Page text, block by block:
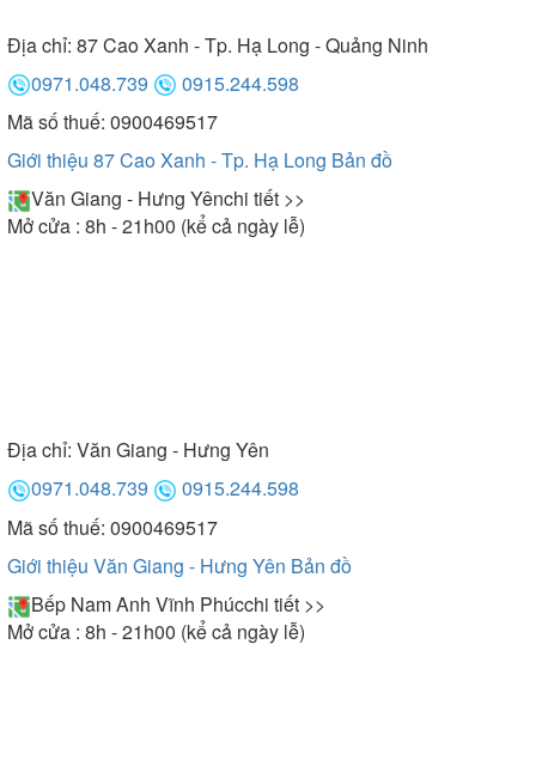
Địa chỉ: 87 Cao Xanh - Tp. Hạ Long - Quảng Ninh
0971.048.739
0915.244.598
Mã số thuế: 0900469517
Giới thiệu 87 Cao Xanh - Tp. Hạ Long Bản đồ
Văn Giang - Hưng Yênchi tiết >>
Mở cửa : 8h - 21h00 (kể cả ngày lễ)
Địa chỉ: Văn Giang - Hưng Yên
0971.048.739
0915.244.598
Mã số thuế: 0900469517
Giới thiệu Văn Giang - Hưng Yên Bản đồ
Bếp Nam Anh Vĩnh Phúcchi tiết >>
Mở cửa : 8h - 21h00 (kể cả ngày lễ)